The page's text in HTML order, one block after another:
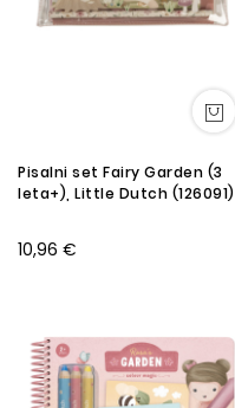
Pisalni set Fairy Garden (3
leta+), Little Dutch (126091)
10,96 €